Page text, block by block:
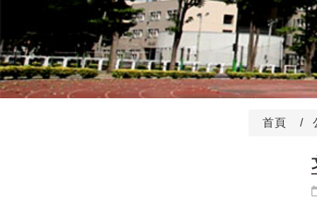
首頁